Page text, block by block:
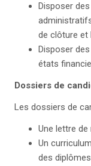
Disposer
de clôture et
Disposer
états
Dossiers de
Les dossiers de
Une lettre de
Un
des